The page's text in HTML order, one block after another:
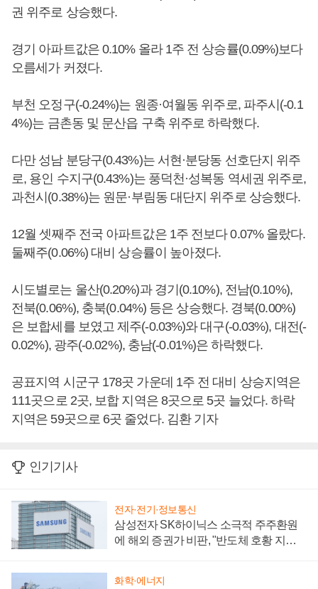
권 위주로 상승했다.
경기 아파트값은 0.10% 올라 1주 전 상승률(0.09%)보다
오름세가 커졌다.
부천 오정구(-0.24%)는 원종·여월동 위주로, 파주시(-0.1
4%)는 금촌동 및 문산읍 구축 위주로 하락했다.
다만 성남 분당구(0.43%)는 서현·분당동 선호단지 위주
로, 용인 수지구(0.43%)는 풍덕천·성복동 역세권 위주로,
과천시(0.38%)는 원문·부림동 대단지 위주로 상승했다.
12월 셋째주 전국 아파트값은 1주 전보다 0.07% 올랐다.
둘째주(0.06%) 대비 상승률이 높아졌다.
시도별로는 울산(0.20%)과 경기(0.10%), 전남(0.10%),
전북(0.06%), 충북(0.04%) 등은 상승했다. 경북(0.00%)
은 보합세를 보였고 제주(-0.03%)와 대구(-0.03%), 대전(-
0.02%), 광주(-0.02%), 충남(-0.01%)은 하락했다.
공표지역 시군구 178곳 가운데 1주 전 대비 상승지역은
111곳으로 2곳, 보합 지역은 8곳으로 5곳 늘었다. 하락
지역은 59곳으로 6곳 줄었다. 김환 기자
인기기사
전자·전기·정보통신
삼성전자 SK하이닉스 소극적 주주환원
에 해외 증권가 비판, "반도체 호황 지속
화학·에너지